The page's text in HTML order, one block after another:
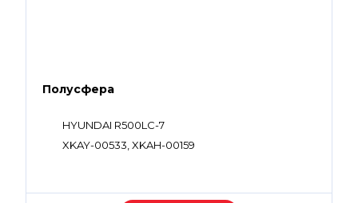
Полусфера
HYUNDAI R500LC-7
XKAY-00533, XKAH-00159